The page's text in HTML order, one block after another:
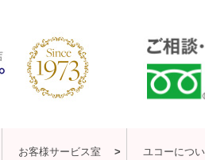
お客様サービス室 ユコーにつ